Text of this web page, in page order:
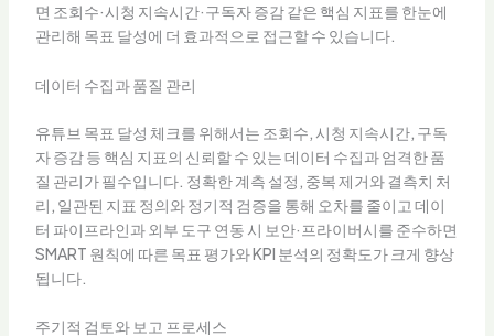
면 조회수·시청 지속시간·구독자 증감 같은 핵심 지표를 한눈에
관리해 목표 달성에 더 효과적으로 접근할 수 있습니다.
데이터 수집과 품질 관리
유튜브 목표 달성 체크를 위해서는 조회수, 시청 지속시간, 구독
자 증감 등 핵심 지표의 신뢰할 수 있는 데이터 수집과 엄격한 품
질 관리가 필수입니다. 정확한 계측 설정, 중복 제거와 결측치 처
리, 일관된 지표 정의와 정기적 검증을 통해 오차를 줄이고 데이
터 파이프라인과 외부 도구 연동 시 보안·프라이버시를 준수하면
SMART 원칙에 따른 목표 평가와 KPI 분석의 정확도가 크게 향상
됩니다.
주기적 검토와 보고 프로세스